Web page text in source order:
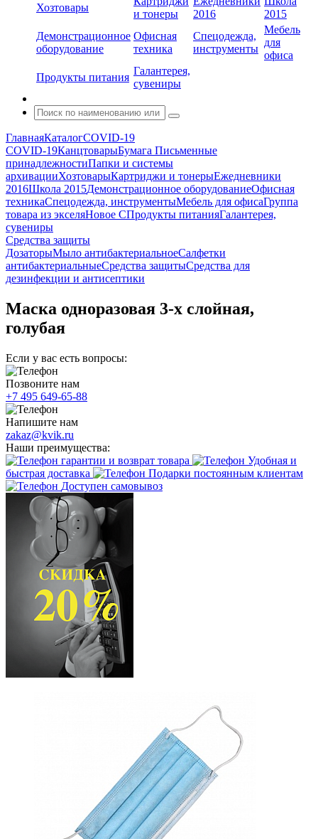
Хозтовары
и тонеры
2016
2015
Демонстрационное
оборудование
Офисная
техника
Спецодежда,
инструменты
Мебель
для
офиса
Продукты питания
Галантерея,
сувениры
ГлавнаяКаталогCOVID-19
COVID-19КанцтоварыБумага Письменные
принадлежностиПапки и системы
архивацииХозтоварыКартриджи и тонерыЕжедневники
2016Школа 2015Демонстрационное оборудованиеОфисная
техникаСпецодежда, инструментыМебель для офисаГруппа
товара из экселяНовое СПродукты питанияГалантерея,
сувениры
Средства защиты
ДозаторыМыло антибактериальноеСалфетки
антибактериальныеСредства защитыСредства для
дезинфекции и антисептики
Маска одноразовая 3-х слойная,
голубая
Если у вас есть вопросы:
Позвоните нам
+7 495 649-65-88
Напишите нам
zakaz@kvik.ru
Наши преимущества:
гарантии и возврат товара
Удобная и
быстрая доставка
Подарки постоянным клиентам
Доступен самовывоз